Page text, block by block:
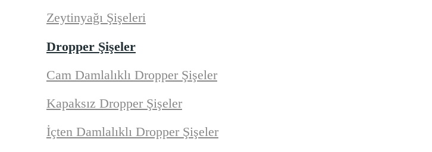
Zeytinyağı Şişeleri
Dropper Şişeler
Cam Damlalıklı Dropper Şişeler
Kapaksız Dropper Şişeler
İçten Damlalıklı Dropper Şişeler